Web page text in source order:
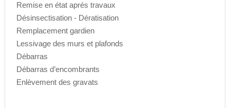
Remise en état aprés travaux
Désinsectisation - Dératisation
Remplacement gardien
Lessivage des murs et plafonds
Débarras
Débarras d’encombrants
Enlèvement des gravats